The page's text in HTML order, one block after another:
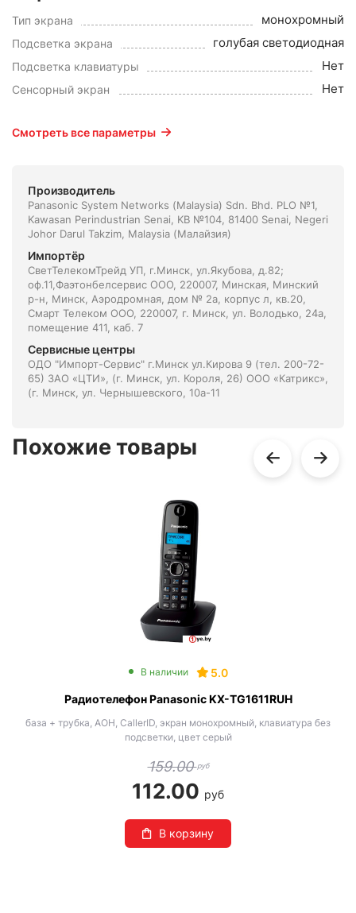
Тип экрана монохромный
Подсветка экрана голубая светодиодная
Подсветка клавиатуры Нет
Сенсорный экран Нет
Смотреть все параметры
Производитель
Panasonic System Networks (Malaysia) Sdn. Bhd. PLO №1,
Kawasan Perindustrian Senai, KB №104, 81400 Senai, Negeri
Johor Darul Takzim, Malaysia (Малайзия)
Импортёр
СветТелекомТрейд УП, г.Минск, ул.Якубова, д.82;
оф.11,Фаэтонбелсервис ООО, 220007, Минская, Минский
р-н, Минск, Аэродромная, дом № 2а, корпус л, кв.20,
Смарт Телеком ООО, 220007, г. Минск, ул. Володько, 24а,
помещение 411, каб. 7
Сервисные центры
ОДО "Импорт-Сервис" г.Минск ул.Кирова 9 (тел. 200-72-
65) ЗАО «ЦТИ», (г. Минск, ул. Короля, 26) ООО «Катрикс»,
(г. Минск, ул. Чернышевского, 10а-11
Похожие товары
В наличии
5.0
Радиотелефон Panasonic KX-TG1611RUH
база + трубка, АОН, CallerID, экран монохромный, клавиатура без
подсветки, цвет серый
159.00руб
112.00 руб
В корзину